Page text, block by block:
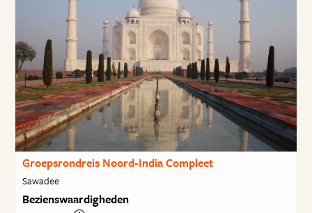
Groepsrondreis Noord-India Compleet
Sawadee
Bezienswaardigheden